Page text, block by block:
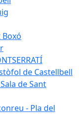
de Castellbell
de Sant
- Pla del